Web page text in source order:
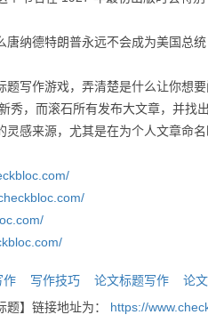
纳德特朗普永远不会成为美国总
作游戏，弄清楚是什么让你想
秀，而滚石所有发布大文章，并找
来源，尤其是在为个人文章命名
作 写作技巧 论文标题写作
论
题】链接地址为： https://